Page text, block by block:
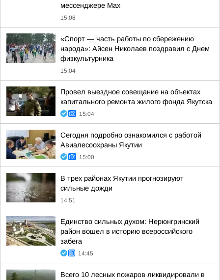
мессенджере Мах
15:08
«Спорт — часть работы по сбережению
народа»: Айсен Николаев поздравил с Днем
физкультурника
15:04
Провел выездное совещание на объектах
капитального ремонта жилого фонда Якутска
15:04
Сегодня подробно ознакомился с работой
Авиалесоохраны Якутии
15:00
В трех районах Якутии прогнозируют
сильные дожди
14:51
Единство сильных духом: Нерюнгринский
район вошел в историю всероссийского
забега
14:45
Всего 10 лесных пожаров ликвидировали в